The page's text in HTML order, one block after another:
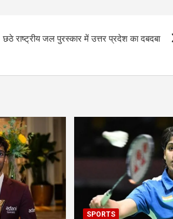
छठे राष्ट्रीय जल पुरस्कार में उत्तर प्रदेश का दबदबा
SPORTS